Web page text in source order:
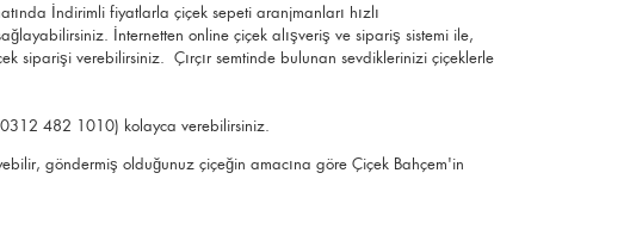
İndirimli fiyatlarla çiçek sepeti aranjmanları hızlı
İnternetten online çiçek alışveriş ve sipariş sistemi ile,
siparişi verebilirsiniz. Çırçır semtinde bulunan sevdiklerinizi çiçeklerle
0312 482 1010) kolayca verebilirsiniz.
göndermiş olduğunuz çiçeğin amacına göre Çiçek Bahçem'in